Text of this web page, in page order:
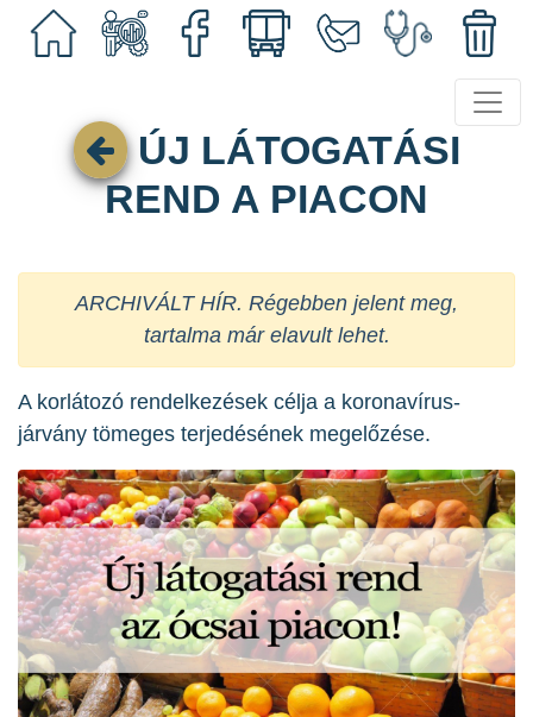
ÚJ LÁTOGATÁSI
REND A PIACON
ARCHIVÁLT HÍR. Régebben jelent meg,
tartalma már elavult lehet.
A korlátozó rendelkezések célja a koronavírus-
járvány tömeges terjedésének megelőzése.